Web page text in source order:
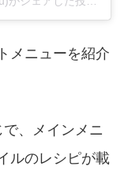
メニューを紹介
、メインメニ
ルのレシピが載